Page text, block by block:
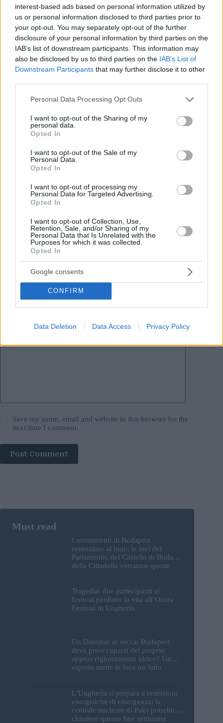
interest-based ads based on personal information utilized by
us or personal information disclosed to third parties prior to
your opt-out. You may separately opt-out of the further
disclosure of your personal information by third parties on the
IAB’s list of downstream participants. This information may
also be disclosed by us to third parties on the IAB’s List of
Downstream Participants that may further disclose it to other
Please note that this website/app uses one or more Google
not limited to your visit or usage behaviour. You may click to
grant or deny consent to Google and its third-party tags to
use your data for below specified purposes in below Google
consent section.
Personal Data Processing Opt Outs
I want to opt-out of the Sharing of my
personal data.
Opted In
I want to opt-out of the Sale of my
Personal Data.
Opted In
I want to opt-out of processing my
Personal Data for Targeted Advertising.
Opted In
I want to opt-out of Collection, Use,
Retention, Sale, and/or Sharing of my
Personal Data that Is Unrelated with the
Purposes for which it was collected.
Opted In
Google consents
CONFIRM
Data Deletion Data Access Privacy Policy
se completerà le sue regole per le minoranze etniche in linea
con le raccomandazioni del Consiglio d’Europa, ha affermato
Menczer.
Governatori ungheresit non sosterrà l’integrazione
dell’Ucraina nell’UE e nella NATO finché il paese continuerà
a limitare i diritti della minoranza etnica ungherese e si
rifiuterà di reintrodurre i suoi diritti precedenti, ha affermato
Ha preso atto dei conflitti spiacevoli del governo ungherese
etnica, ma “il partito ungherese era disposto a mettere da parte
la questione quando scoppiò la guerra, ma si rammarica di
vedere che ciò agisce contro
il segretario di Stato.
governo ungherese
Leave a Reply
Your email address will not be published. Required fields are marked
Save my name, email and website in this browser for the
next time I comment.
Post Comment
I monumenti di Budapest
resteranno al buio: le luci del
Parlamento, del Castello di Buda e
della Cittadella verranno spente
Tragedia: due partecipanti al
festival perdono la vita all’Ozora
Festival in Ungheria
Un Danubio in secca: Budapest
deve preoccuparsi del proprio
approvvigionamento idrico? Un
esperto mette in luce un fatto
L’Ungheria si prepara a restrizioni
energetiche di emergenza; la
centrale nucleare di Paks potrebbe
chiudere questo fine settimana